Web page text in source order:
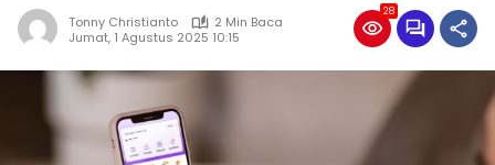
Tonny Christianto
2 Min Baca
Jumat, 1 Agustus 2025 10:15
28